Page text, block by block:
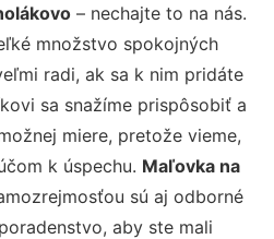
– nechajte to na nás.
množstvo spokojných
radi, ak sa k nim pridáte
sa snažíme prispôsobiť a
miere, pretože vieme,
k úspechu. Maľovka na
sú aj odborné
aby ste mali